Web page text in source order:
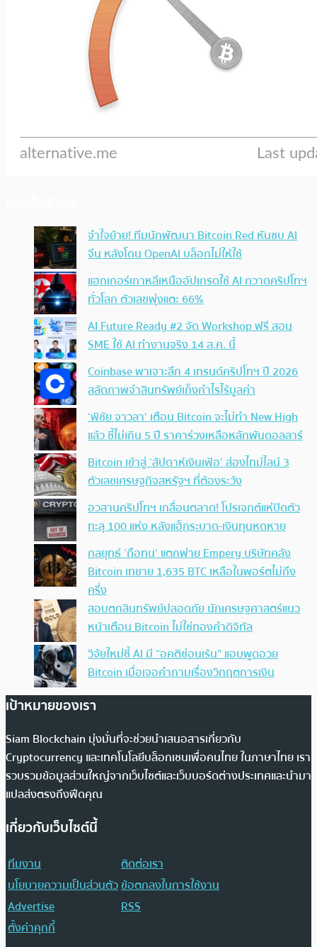
จำใจย้าย! ทีมนักพัฒนา Bitcoin Red หันซบ AI
จีน หลังโดน OpenAI บล็อกไม่ให้ใช้
แฮกเกอร์เกาหลีเหนืออัปเกรดใช้ AI กวาดคริปโทฯ
ทั่วโลก ตัวเลขพุ่งแตะ 66%
AI Future Ready #2 จัด Workshop ฟรี สอน
SME ใช้ AI ทำงานจริง 14 ส.ค. นี้
Coinbase พาเจาะลึก 4 เทรนด์คริปโทฯ ปี 2026
สลัดภาพจำสินทรัพย์เก็งกำไรไร้มูลค่า
‘พิชัย จาวลา’ เตือน Bitcoin จะไม่ทำ New High
แล้ว ชี้ไม่เกิน 5 ปี ราคาร่วงเหลือหลักพันดอลลาร์
Bitcoin เข้าสู่ ‘สัปดาห์เงินเฟ้อ’ ส่องไทม์ไลน์ 3
ตัวเลขเศรษฐกิจสหรัฐฯ ที่ต้องระวัง
อวสานคริปโทฯ เกลื่อนตลาด! โปรเจกต์แห่ปิดตัว
ทะลุ 100 แห่ง หลังแฮ็กระบาด-เงินทุนหดหาย
กลยุทธ์ ‘ถือทน’ แตกพ่าย Empery บริษัทคลัง
Bitcoin เทขาย 1,635 BTC เหลือในพอร์ตไม่ถึง
ครึ่ง
สอบตกสินทรัพย์ปลอดภัย นักเศรษฐศาสตร์แนว
หน้าเตือน Bitcoin ไม่ใช่ทองคำดิจิทัล
วิจัยใหม่ชี้ AI มี “อคติซ่อนเร้น” แอบพูดอวย
Bitcoin เมื่อเจอคำถามเรื่องวิกฤตการเงิน
เป้าหมายของเรา
Siam Blockchain มุ่งมั่นที่จะช่วยนำเสนอสารเกี่ยวกับ
Cryptocurrency และเทคโนโลยีบล็อกเชนเพื่อคนไทย ในภาษาไทย เรา
รวบรวมข้อมูลส่วนใหญ่จากเว็บไซต์และเว็บบอร์ดต่างประเทศและนำมา
แปลส่งตรงถึงฟีดคุณ
เกี่ยวกับเว็บไซต์นี้
ทีมงาน
ติดต่อเรา
นโยบายความเป็นส่วนตัวข้อตกลงในการใช้งาน
Advertise
RSS
ตั้งค่าคุกกี้